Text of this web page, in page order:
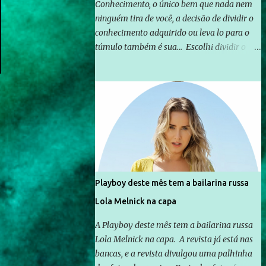
Conhecimento, o único bem que nada nem
ninguém tira de você, a decisão de dividir o
conhecimento adquirido ou leva lo para o
túmulo também é sua... Escolhi dividir o
mais e mais pessoas terem acesso a
educação e ao conhecimento. Não sou
Professor, a mais nobre das profissões, mas
tento ser um empreendedor da
comunicação, que além de informação
cotidiana, corriqueira e cada vez mais
preocupantes, do tipo que você já esta
acostumado a ver neste espaço, vou
trabalhar a ideia que possibilite distribuir
consistente a riqueza do conhecimento...
Exemplo: o cidadão brasileiro não precisa só
ser informado sobre operações da Lava Jato,
Playboy deste mês tem a bailarina russa
Lola Melnick na capa
A Playboy deste mês tem a bailarina russa
Lola Melnick na capa. A revista já está nas
bancas, e a revista divulgou uma palhinha